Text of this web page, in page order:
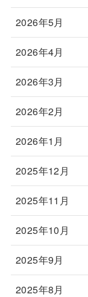
2026年5月
2026年4月
2026年3月
2026年2月
2026年1月
2025年12月
2025年11月
2025年10月
2025年9月
2025年8月